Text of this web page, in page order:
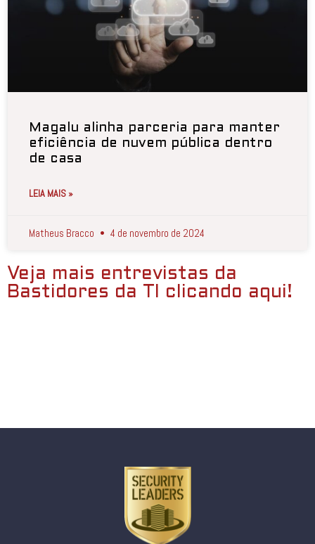
Magalu alinha parceria para manter
eficiência de nuvem pública dentro
de casa
LEIA MAIS »
Matheus Bracco 4 de novembro de 2024
Veja mais entrevistas da
Bastidores da TI clicando aqui!